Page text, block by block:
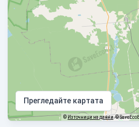
Прегледайте картата
© Източници на данни ©